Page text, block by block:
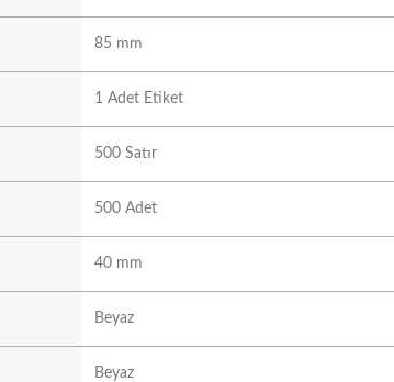
85 mm
1 Adet Etiket
500 Satır
500 Adet
40 mm
Beyaz
Beyaz